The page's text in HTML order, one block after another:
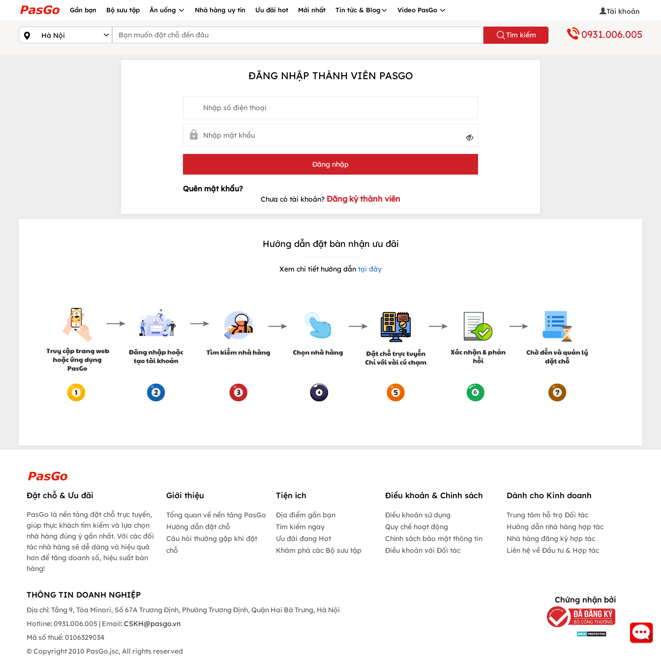
Gần bạn Bộ sưu tập Ăn uống Nhà hàng uy tín Ưu đãi hot Mới nhất Tin tức & Blog Video PasGo Tài khoản
Tìm kiếm 0931.006.005
ĐĂNG NHẬP THÀNH VIÊN PASGO
Chưa có tài khoản? Đăng ký thành viên
Hướng dẫn đặt bàn nhận ưu đãi
Xem chi tiết hướng dẫn tại đây
Đặt chỗ & Ưu đãi
PasGo là nền tảng đặt chỗ trực tuyến,
giúp thực khách tìm kiếm và lựa chọn
nhà hàng đúng ý gần nhất. Với các đối
tác nhà hàng sẽ dễ dàng và hiệu quả
hơn để tăng doanh số, hiệu suất bán
hàng!
Giới thiệu
Tổng quan về nền tảng PasGo
Hướng dẫn đặt chỗ
Câu hỏi thường gặp khi đặt
chỗ
Tiện ích
Địa điểm gần bạn
Tìm kiếm ngay
Ưu đãi đang Hot
Khám phá các Bộ sưu tập
Điều khoản & Chính sách
Điều khoản sử dụng
Quy chế hoạt động
Chính sách bảo mật thông tin
Điều khoản với Đối tác
Dành cho Kinh doanh
Trung tâm hỗ trợ Đối tác
Hướng dẫn nhà hàng hợp tác
Nhà hàng đăng ký hợp tác
Liên hệ về Đầu tư & Hợp tác
THÔNG TIN DOANH NGHIỆP
Địa chỉ: Tầng 9, Tòa Minori, Số 67A Trương Định, Phường Trương Định, Quận Hai Bà Trưng, Hà Nội
Hotline: 0931.006.005 | Email:CSKH@pasgo.vn
Mã số thuế: 0106329034
© Copyright 2010 PasGo.jsc, All rights reserved
Chứng nhận bởi